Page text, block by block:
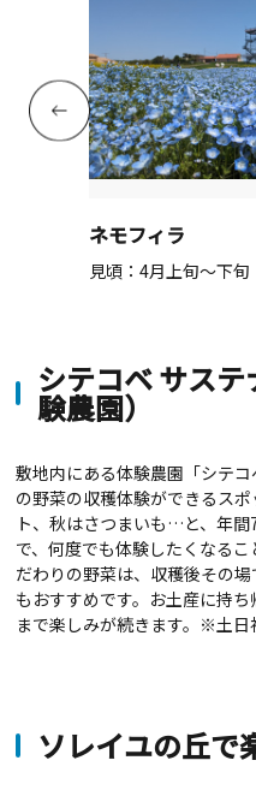
ネモフィラ
見頃：4月上旬～下旬
シテコベ サス
験農園）
敷地内にある体験農園「シテ
の野菜の収穫体験ができるス
ト、秋はさつまいも…と、年
で、何度でも体験したくなる
だわりの野菜は、収穫後その
もおすすめです。お土産に持
まで楽しみが続きます。※土日
ソレイユの丘で